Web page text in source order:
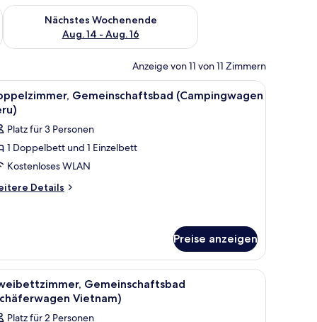
Aug. 7 - Aug. 9.
Nächstes Wochenende
Aug. 14 - Aug. 16
Überprüfe die Verfügbarkeit für nächstes Wochenende, Aug.
Anzeige von 11 von 11 Zimmern
einem großen Fenster und einer Wand voller verschiedener Aufkleber.
Doppelzimmer, Gemeinschaftsbad
3
Gemeinschaftsbad (Campingwagen
Platz für 3 Personen
1 Doppelbett und 1 Einzelbett
Kostenloses WLAN
Details
Preise anzeigen
eingerichtet
Bett, gelben Vorhängen und einem Fenster mit Holzrahmen.
Eine Holzhütte mit einem Schild, auf dem
5
Gemeinschaftsbad
Vietnam)
Platz für 2 Personen